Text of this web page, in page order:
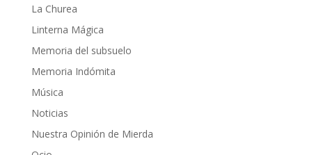
La Churea
Linterna Mágica
Memoria del subsuelo
Memoria Indómita
Música
Noticias
Nuestra Opinión de Mierda